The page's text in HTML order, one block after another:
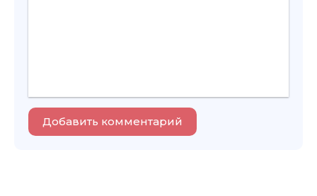
Добавить комментарий